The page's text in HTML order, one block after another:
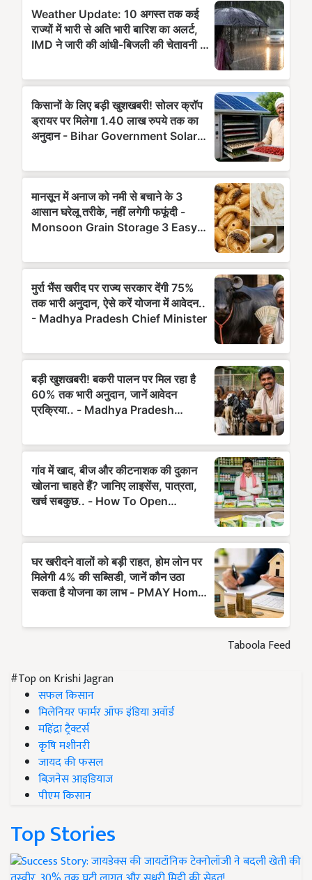
Taboola Feed
#Top on Krishi Jagran
सफल किसान
मिलेनियर फार्मर ऑफ इंडिया अवॉर्ड
महिंद्रा ट्रैक्टर्स
कृषि मशीनरी
जायद की फसल
बिज़नेस आइडियाज
पीएम किसान
Top Stories